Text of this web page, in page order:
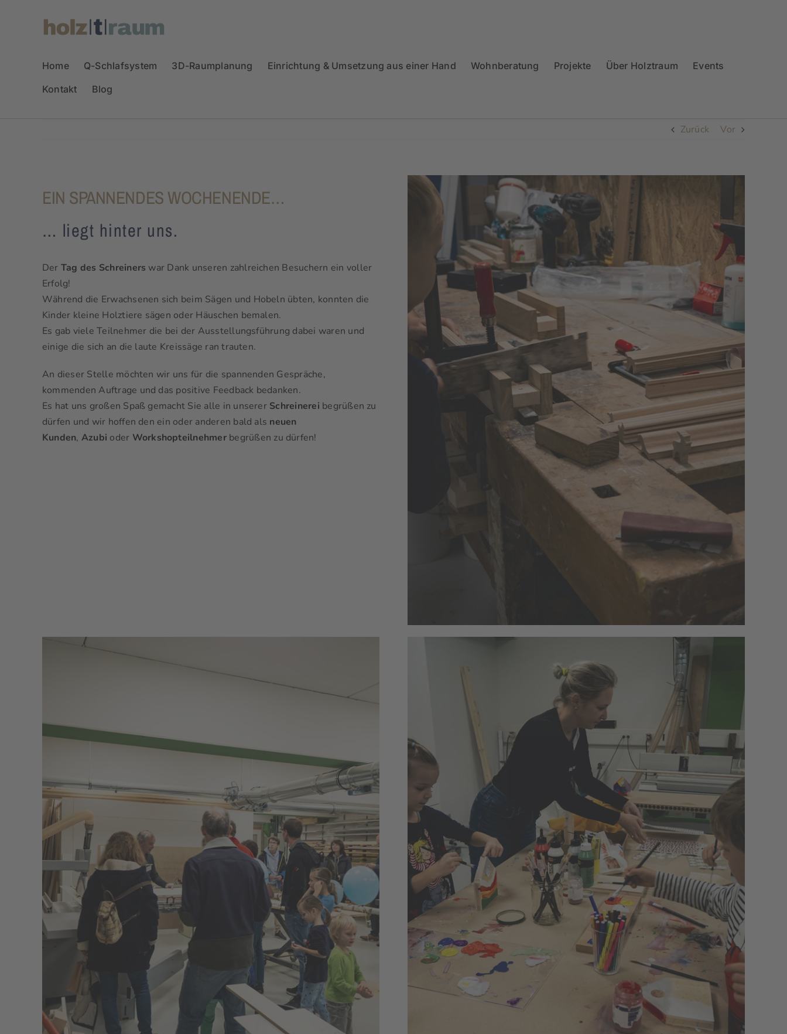
Home Q-Schlafsystem 3D-Raumplanung Einrichtung & Umsetzung aus einer Hand Wohnberatung Projekte Über Holztraum
Events
Kontakt
Blog
Zurück Vor
EIN SPANNENDES WOCHENENDE…
… liegt hinter uns.
Der Tag des Schreiners war Dank unseren zahlreichen Besuchern ein voller
Erfolg!
Während die Erwachsenen sich beim Sägen und Hobeln übten, konnten die
Kinder kleine Holztiere sägen oder Häuschen bemalen.
Es gab viele Teilnehmer die bei der Ausstellungsführung dabei waren und
einige die sich an die laute Kreissäge ran trauten.
An dieser Stelle möchten wir uns für die spannenden Gespräche,
kommenden Auftrage und das positive Feedback bedanken.
Es hat uns großen Spaß gemacht Sie alle in unserer Schreinerei begrüßen zu
dürfen und wir hoffen den ein oder anderen bald als neuen
Kunden, Azubi oder Workshopteilnehmer begrüßen zu dürfen!